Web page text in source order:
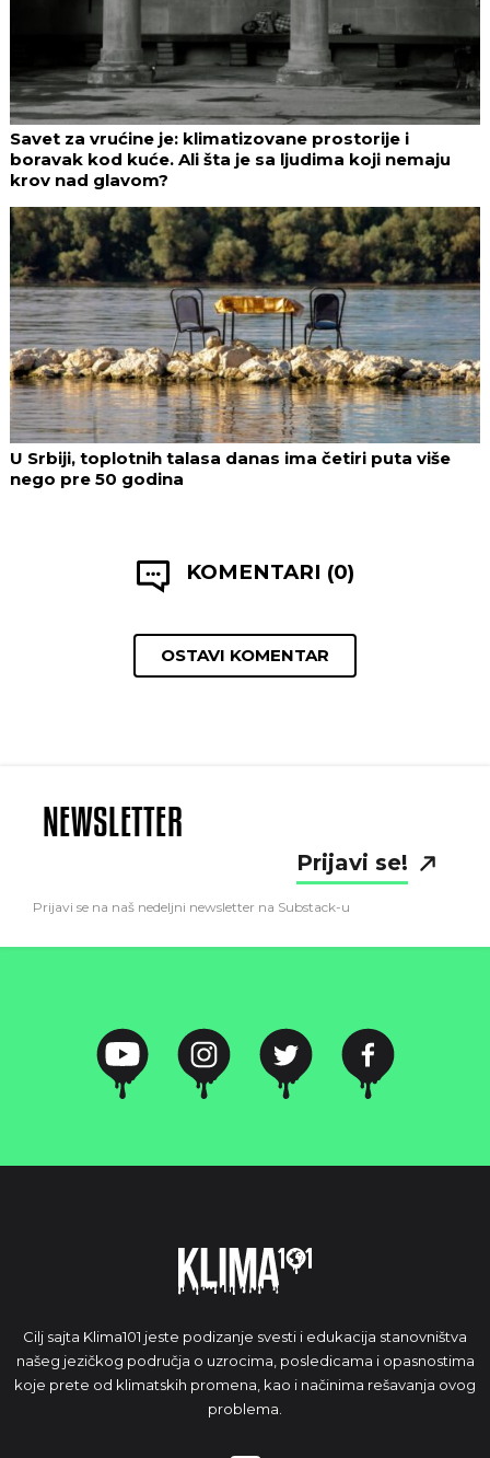
Savet za vrućine je: klimatizovane prostorije i
boravak kod kuće. Ali šta je sa ljudima koji nemaju
krov nad glavom?
U Srbiji, toplotnih talasa danas ima četiri puta više
nego pre 50 godina
KOMENTARI (0)
OSTAVI KOMENTAR
NEWSLETTER
Prijavi se!
Prijavi se na naš nedeljni newsletter na Substack-u
Cilj sajta Klima101 jeste podizanje svesti i edukacija stanovništva
našeg jezičkog područja o uzrocima, posledicama i opasnostima
koje prete od klimatskih promena, kao i načinima rešavanja ovog
problema.